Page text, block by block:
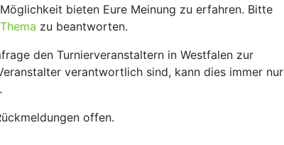
bieten Eure Meinung zu erfahren. Bitte
zu beantworten.
den Turnierveranstaltern in Westfalen zur
verantwortlich sind, kann dies immer nur
offen.